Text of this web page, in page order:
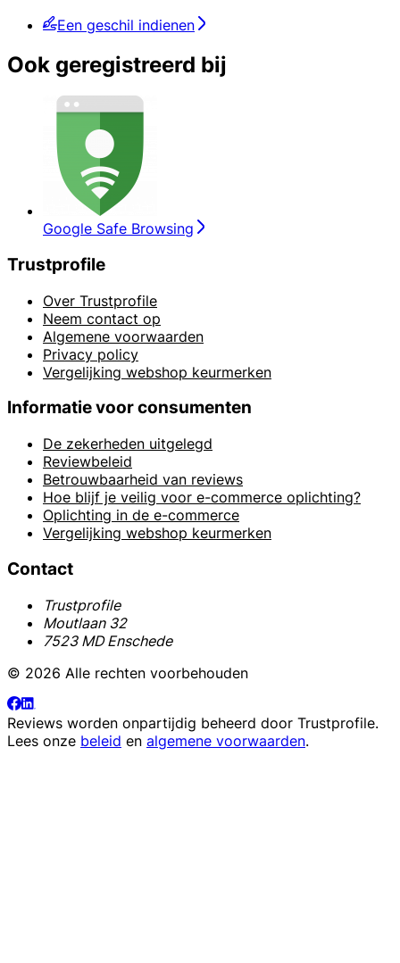
Een geschil indienen
Ook geregistreerd bij
Google Safe Browsing
Trustprofile
Over Trustprofile
Neem contact op
Algemene voorwaarden
Privacy policy
Vergelijking webshop keurmerken
Informatie voor consumenten
De zekerheden uitgelegd
Reviewbeleid
Betrouwbaarheid van reviews
Hoe blijf je veilig voor e-commerce oplichting?
Oplichting in de e-commerce
Vergelijking webshop keurmerken
Contact
Trustprofile
Moutlaan 32
7523 MD Enschede
© 2026 Alle rechten voorbehouden
Reviews worden onpartijdig beheerd door Trustprofile.
Lees onze beleid en algemene voorwaarden.